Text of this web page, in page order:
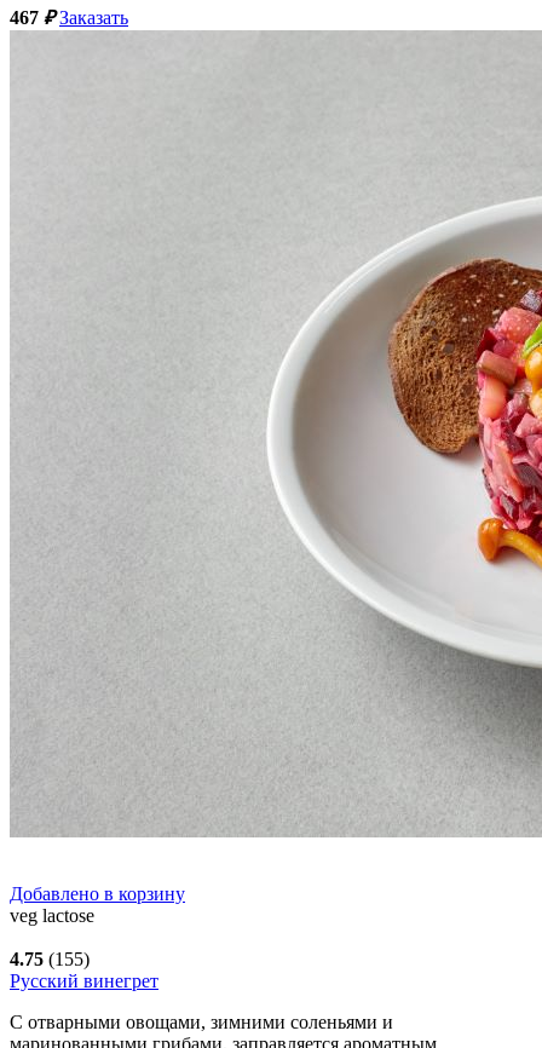
467 ₽ Заказать
Добавлено в корзину
veg lactose
4.75 (155)
Русский винегрет
С отварными овощами, зимними соленьями и
маринованными грибами, заправляется ароматным